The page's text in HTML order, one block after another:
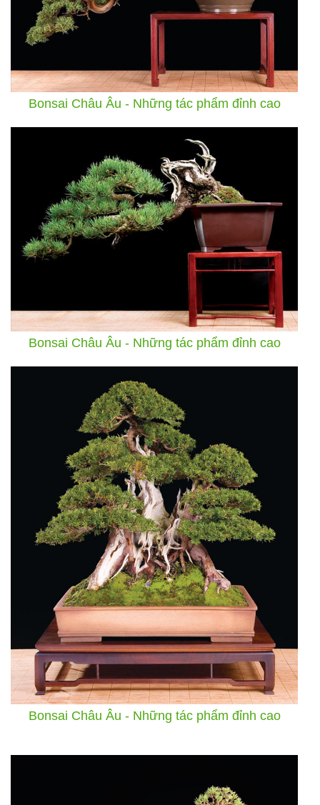
Bonsai Châu Âu - Những tác phẩm đỉnh cao
Bonsai Châu Âu - Những tác phẩm đỉnh cao
Bonsai Châu Âu - Những tác phẩm đỉnh cao